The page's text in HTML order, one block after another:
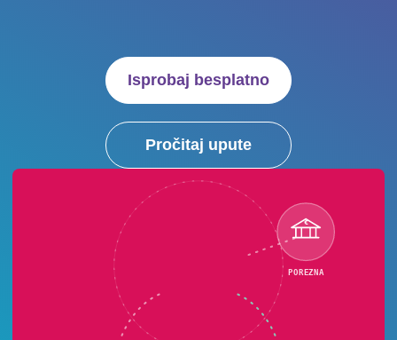
Isprobaj besplatno
Pročitaj upute